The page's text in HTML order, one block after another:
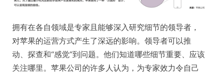
拥有在各自领域是专家且能够深入研究细节的领导者，
对苹果的运营方式产生了深远的影响。领导者可以推
动、探查和“感觉”到问题。他们知道哪些细节重要、应该
关注哪里。苹果公司的许多人认为，为专家效力令自己